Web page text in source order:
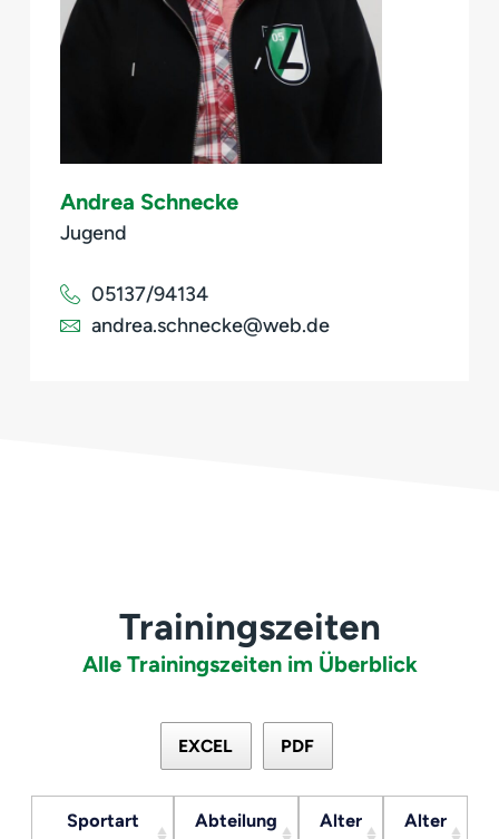
Andrea Schnecke
Jugend
05137/94134
andrea.schnecke@web.de
Trainingszeiten
Alle Trainingszeiten im Überblick
EXCEL PDF
Sportart Abteilung
Alter
Alter